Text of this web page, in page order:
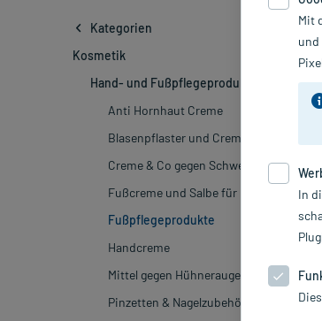
Kategorien
Kosmetik
Hand- und Fußpflegeprodukte
Anti Hornhaut Creme
Blasenpflaster und Cremes
Creme & Co gegen Schweißfüße
Fußcreme und Salbe für Diabetiker
Fußpflegeprodukte
Handcreme
Mittel gegen Hühneraugen
Pinzetten & Nagelzubehör
Mit
und
In